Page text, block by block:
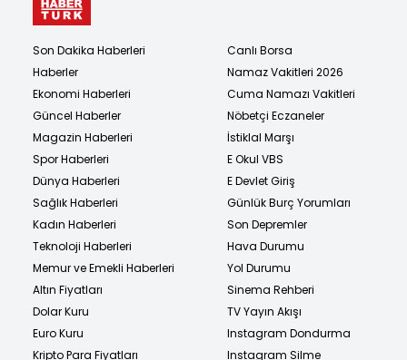
Son Dakika Haberleri
Haberler
Ekonomi Haberleri
Güncel Haberler
Magazin Haberleri
Spor Haberleri
Dünya Haberleri
Sağlık Haberleri
Kadın Haberleri
Teknoloji Haberleri
Memur ve Emekli Haberleri
Altın Fiyatları
Dolar Kuru
Euro Kuru
Kripto Para Fiyatları
Canlı Borsa
Namaz Vakitleri 2026
Cuma Namazı Vakitleri
Nöbetçi Eczaneler
İstiklal Marşı
E Okul VBS
E Devlet Giriş
Günlük Burç Yorumları
Son Depremler
Hava Durumu
Yol Durumu
Sinema Rehberi
TV Yayın Akışı
Instagram Dondurma
Instagram Silme